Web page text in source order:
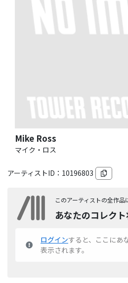
Mike Ross
マイク・ロス
アーティストID： 10196803
このアーティストの全作品
あなたのコレク
ログインすると、ここにあ
表示されます。